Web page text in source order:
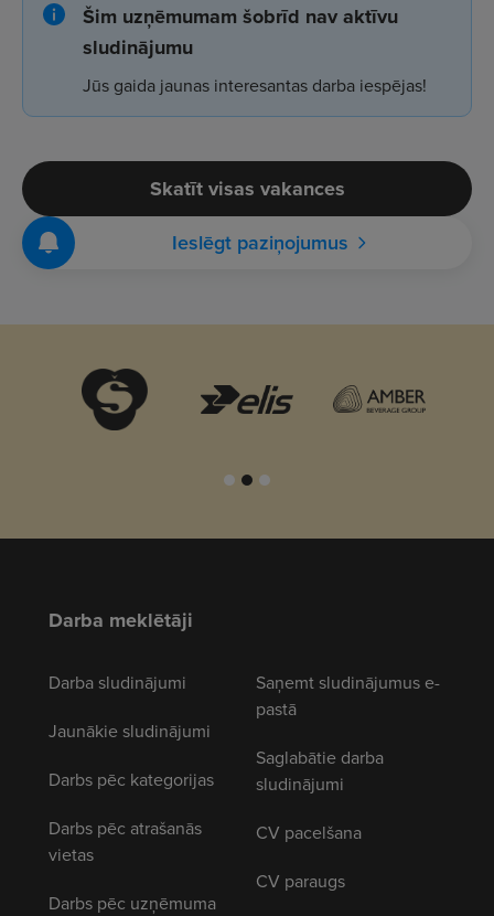
Šim uzņēmumam šobrīd nav aktīvu
sludinājumu
Jūs gaida jaunas interesantas darba iespējas!
Skatīt visas vakances
Ieslēgt paziņojumus
Darba meklētāji
Darba sludinājumi
Jaunākie sludinājumi
Darbs pēc kategorijas
Darbs pēc atrašanās
vietas
Darbs pēc uzņēmuma
Saņemt sludinājumus e-
pastā
Saglabātie darba
sludinājumi
CV pacelšana
CV paraugs